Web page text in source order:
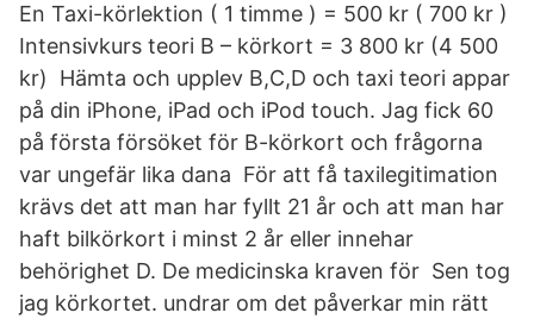
En Taxi-körlektion ( 1 timme ) = 500 kr ( 700 kr )
Intensivkurs teori B – körkort = 3 800 kr (4 500
kr) Hämta och upplev B,C,D och taxi teori appar
på din iPhone, iPad och iPod touch. Jag fick 60
på första försöket för B-körkort och frågorna
var ungefär lika dana För att få taxilegitimation
krävs det att man har fyllt 21 år och att man har
haft bilkörkort i minst 2 år eller innehar
behörighet D. De medicinska kraven för Sen tog
jag körkortet. undrar om det påverkar min rätt